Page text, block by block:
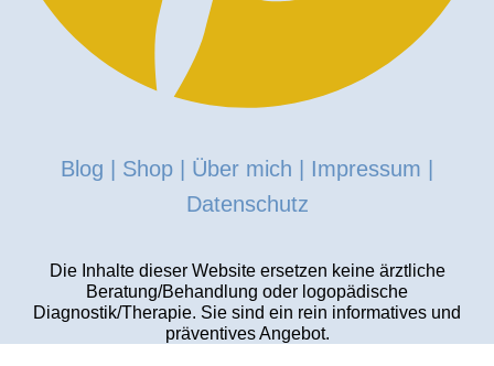
Blog Shop Über mich Impressum
Datenschutz
Die Inhalte dieser Website ersetzen keine ärztliche
Beratung/Behandlung oder logopädische
Diagnostik/Therapie. Sie sind ein rein informatives und
präventives Angebot.